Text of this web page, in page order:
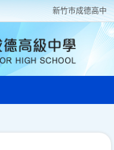
新竹巿成德高中